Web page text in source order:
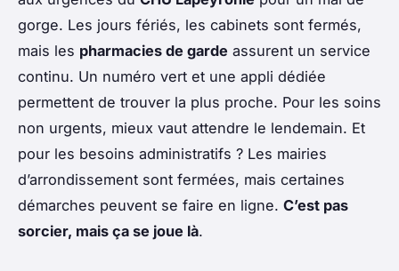
gorge. Les jours fériés, les cabinets sont fermés,
mais les pharmacies de garde assurent un service
continu. Un numéro vert et une appli dédiée
permettent de trouver la plus proche. Pour les soins
non urgents, mieux vaut attendre le lendemain. Et
pour les besoins administratifs ? Les mairies
d’arrondissement sont fermées, mais certaines
démarches peuvent se faire en ligne. C’est pas
sorcier, mais ça se joue là.